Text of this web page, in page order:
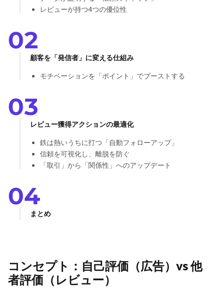
レビューが持つ4つの優位性
02
顧客を「発信者」に変える仕組み
モチベーションを「ポイント」でブーストする
03
レビュー獲得アクションの最適化
鉄は熱いうちに打つ「自動フォローアップ」
信頼を可視化し、離脱を防ぐ
「取引」から「関係性」へのアップデート
04
まとめ
コンセプト：自己評価（広告）vs 他
者評価（レビュー）